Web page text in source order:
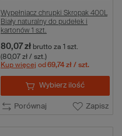
Wypełniacz chrupki Skropak 400L
Biały naturalny do pudełek i
kartonów 1 szt.
80,07 zł brutto za 1 szt.
(80,07 zł / szt.)
Kup więcej od 69,74 zł / szt.
Porównaj Zapisz
Wybierz ilość